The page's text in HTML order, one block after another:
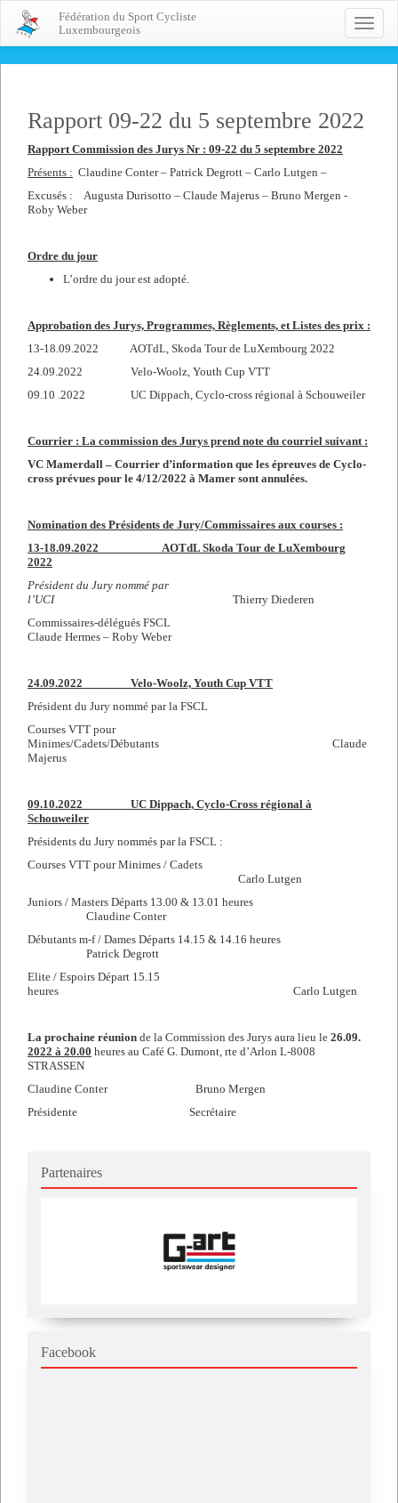
Toggle
Fédération du Sport Cycliste
Luxembourgeois
Rapport 09-22 du 5 septembre 2022
Rapport Commission des Jurys Nr : 09-22 du 5 septembre 2022
Présents : Claudine Conter – Patrick Degrott – Carlo Lutgen –
Excusés : Augusta Durisotto – Claude Majerus – Bruno Mergen -
Roby Weber
Ordre du jour
L’ordre du jour est adopté.
Approbation des Jurys, Programmes, Règlements, et Listes des prix :
13-18.09.2022 AOTdL, Skoda Tour de LuXembourg 2022
24.09.2022 Velo-Woolz, Youth Cup VTT
09.10 .2022 UC Dippach, Cyclo-cross régional à Schouweiler
Courrier : La commission des Jurys prend note du courriel suivant :
VC Mamerdall – Courrier d’information que les épreuves de Cyclo-
cross prévues pour le 4/12/2022 à Mamer sont annulées.
Nomination des Présidents de Jury/Commissaires aux courses :
13-18.09.2022 AOTdL Skoda Tour de LuXembourg
2022
Président du Jury nommé par
l’UCI Thierry Diederen
Commissaires-délégués FSCL
Claude Hermes – Roby Weber
24.09.2022 Velo-Woolz, Youth Cup VTT
Président du Jury nommé par la FSCL
Courses VTT pour
Minimes/Cadets/Débutants Claude
Majerus
09.10.2022 UC Dippach, Cyclo-Cross régional à
Schouweiler
Présidents du Jury nommés par la FSCL :
Courses VTT pour Minimes / Cadets
Carlo Lutgen
Juniors / Masters Départs 13.00 & 13.01 heures
Claudine Conter
Débutants m-f / Dames Départs 14.15 & 14.16 heures
Patrick Degrott
Elite / Espoirs Départ 15.15
heures Carlo Lutgen
La prochaine réunion de la Commission des Jurys aura lieu le 26.09.
2022 à 20.00 heures au Café G. Dumont, rte d’Arlon L-8008
STRASSEN
Claudine Conter Bruno Mergen
Présidente Secrétaire
Partenaires
Facebook